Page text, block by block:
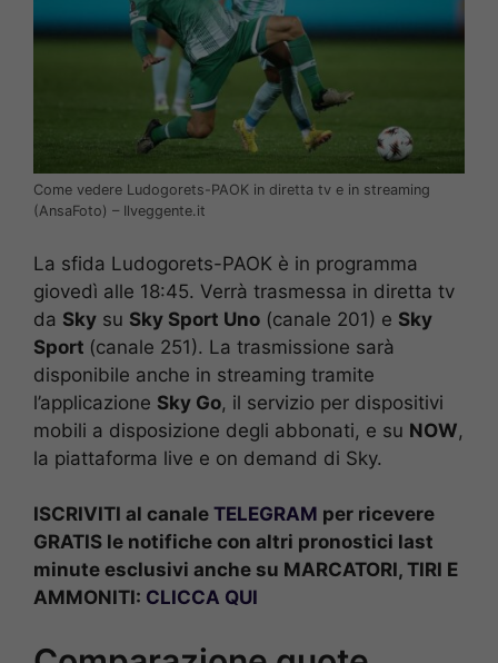
Come vedere Ludogorets-PAOK in diretta tv e in streaming
(AnsaFoto) – Ilveggente.it
La sfida Ludogorets-PAOK è in programma
giovedì alle 18:45. Verrà trasmessa in diretta tv
da Sky su Sky Sport Uno (canale 201) e Sky
Sport (canale 251). La trasmissione sarà
disponibile anche in streaming tramite
l’applicazione Sky Go, il servizio per dispositivi
mobili a disposizione degli abbonati, e su NOW,
la piattaforma live e on demand di Sky.
ISCRIVITI al canale TELEGRAM per ricevere
GRATIS le notifiche con altri pronostici last
minute esclusivi anche su MARCATORI, TIRI E
AMMONITI: CLICCA QUI